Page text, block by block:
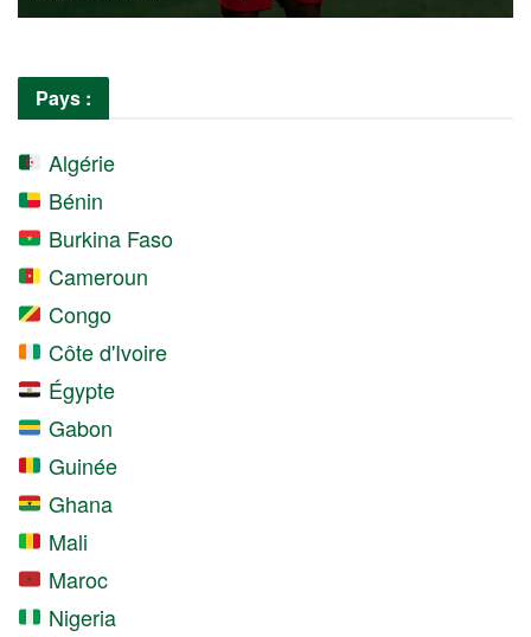
Pays :
Algérie
Bénin
Burkina Faso
Cameroun
Congo
Côte d'Ivoire
Égypte
Gabon
Guinée
Ghana
Mali
Maroc
Nigeria